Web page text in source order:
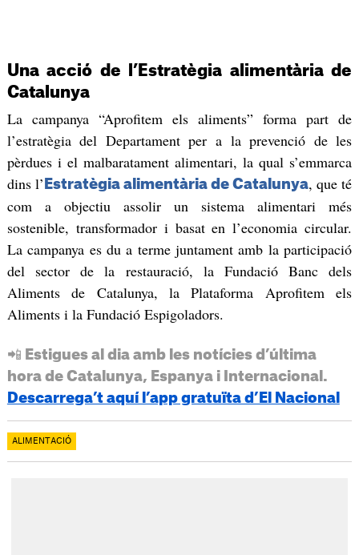
Una acció de l’Estratègia alimentària de
Catalunya
La campanya “Aprofitem els aliments” forma part de
l’estratègia del Departament per a la prevenció de les
pèrdues i el malbaratament alimentari, la qual s’emmarca
dins l’ Estratègia alimentària de Catalunya, que té
com a objectiu assolir un sistema alimentari més
sostenible, transformador i basat en l’economia circular.
La campanya es du a terme juntament amb la participació
del sector de la restauració, la Fundació Banc dels
Aliments de Catalunya, la Plataforma Aprofitem els
Aliments i la Fundació Espigoladors.
📲 Estigues al dia amb les notícies d’última
hora de Catalunya, Espanya i Internacional.
Descarrega’t aquí l’app gratuïta d’El Nacional
ALIMENTACIÓ